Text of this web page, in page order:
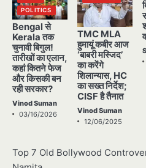
POLITICS
Bengal से
Kerala तक
चुनावी बिगुल!
तारीखों का एलान,
कहां कितने फेज
और किसकी बन
रही सरकार?
Vinod Suman
03/16/2026
TMC MLA
हुमायूं कबीर आज
‘बाबरी मस्जिद’
का करेंगे
शिलान्यास, HC
का सख्त निर्देश;
CISF है तैनात
Vinod Suman
12/06/2025
Top 7 Old Bollywood